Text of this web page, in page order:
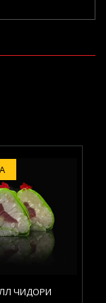
ЧИДОРИ